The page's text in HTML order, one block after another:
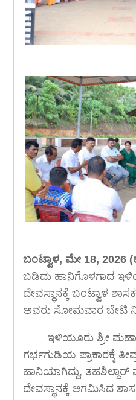
ಬಂಟ್ವಾಳ, ಮೇ 18, 2026
ಬಡಿದು ಹಾನಿಗೊಳಗಾದ
ದೇವಸ್ಥಾನಕ್ಕೆ ಬಂಟ್ವಾಳ
ಅವರು ಸೋಮವಾರ ಬೇಟಿ
ಇಳಿಯೂರು ಶ್ರೀ
ಗರ್ಭಗುಡಿಯ ಪ್ರಾಕಾರಕ್ಕೆ
ಹಾನಿಯಾಗಿದ್ದು,
ದೇವಸ್ಥಾನಕ್ಕೆ ಆಗಮಿಸಿದ